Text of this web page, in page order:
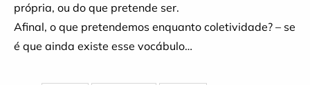
própria, ou do que pretende ser.
Afinal, o que pretendemos enquanto coletividade? – se
é que ainda existe esse vocábulo…